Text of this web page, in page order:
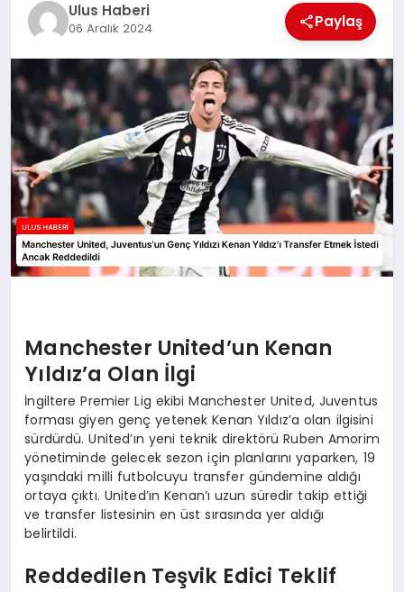
Ulus Haberi
06 Aralık 2024 Paylaş
Manchester United’un Kenan
Yıldız’a Olan İlgi
İngiltere Premier Lig ekibi Manchester United, Juventus
forması giyen genç yetenek Kenan Yıldız’a olan ilgisini
sürdürdü. United’ın yeni teknik direktörü Ruben Amorim
yönetiminde gelecek sezon için planlarını yaparken, 19
yaşındaki milli futbolcuyu transfer gündemine aldığı
ortaya çıktı. United’ın Kenan’ı uzun süredir takip ettiği
ve transfer listesinin en üst sırasında yer aldığı
belirtildi.
Reddedilen Teşvik Edici Teklif